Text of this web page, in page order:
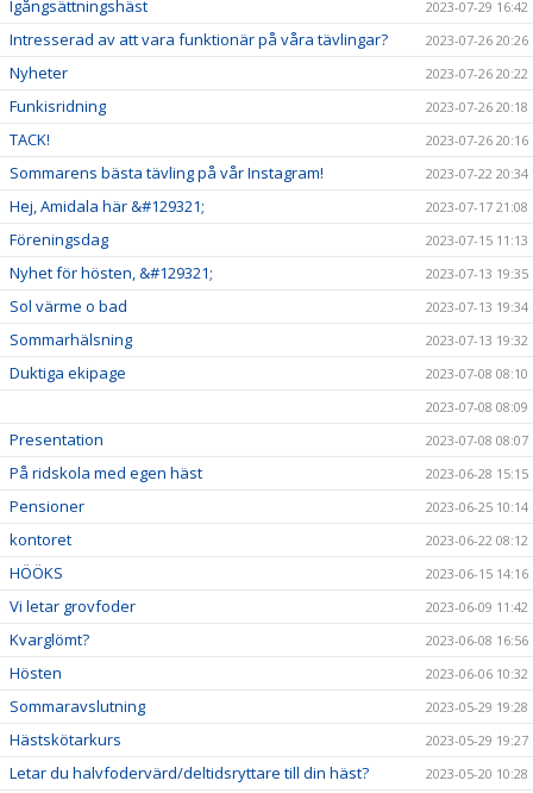
Igångsättningshäst 2023-07-29 16:42
Intresserad av att vara funktionär på våra tävlingar? 2023-07-26 20:26
Nyheter 2023-07-26 20:22
Funkisridning 2023-07-26 20:18
TACK! 2023-07-26 20:16
Sommarens bästa tävling på vår Instagram! 2023-07-22 20:34
Hej, Amidala här &#129321; 2023-07-17 21:08
Föreningsdag 2023-07-15 11:13
Nyhet för hösten, &#129321; 2023-07-13 19:35
Sol värme o bad 2023-07-13 19:34
Sommarhälsning 2023-07-13 19:32
Duktiga ekipage
2023-07-08 08:10
2023-07-08 08:09
Presentation 2023-07-08 08:07
På ridskola med egen häst 2023-06-28 15:15
Pensioner 2023-06-25 10:14
kontoret 2023-06-22 08:12
HÖÖKS 2023-06-15 14:16
Vi letar grovfoder 2023-06-09 11:42
Kvarglömt? 2023-06-08 16:56
Hösten 2023-06-06 10:32
Sommaravslutning 2023-05-29 19:28
Hästskötarkurs 2023-05-29 19:27
Letar du halvfodervärd/deltidsryttare till din häst? 2023-05-20 10:28